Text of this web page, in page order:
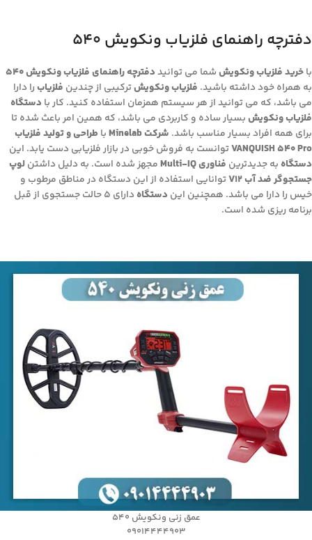
دفترچه راهنمای فلزیاب ونکویش 540
باخرید فلزیاب ونکویششما می توانیددفترچه راهنمای فلزیاب ونکویش 540
به همراه خود داشته باشید. فلزیاب ونکویشترکیبی از چندین فلزیابرا دارا
می باشد، که می توانید از هر سیستم همزمان استفاده کنید. کار با دستگاه
فلزیاب ونکویشبسیار ساده و کاربردی می باشد، که همین امر باعث شده تا
برای همه افراد بسیار مناسب باشد. شرکت Minelab با طراحی و تولید فلزیاب
VANQUISH 540 Proتوانست به فروش خوبی در بازار فلزیابی دست یابد. این
دستگاه به جدیدترین فناوری Multi-IQ مجهز شده است. به دلیل داشتنلوپ
جستجوگر ضد آب V12
توانایی استفاده از این دستگاه در مناطق مرطوب و
خیس را دارا می باشد. همچنین این دستگاه
دارای 5 حالت جستجوی از قبل
برنامه ریزی شده است.
عمق زنی ونکویش 540
09014444903